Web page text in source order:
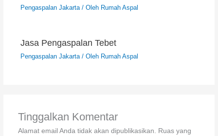
Pengaspalan Jakarta/ Oleh Rumah Aspal
Jasa Pengaspalan Tebet
Pengaspalan Jakarta/ Oleh Rumah Aspal
Tinggalkan Komentar
Alamat email Anda tidak akan dipublikasikan.
Ruas yang